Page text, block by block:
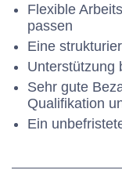
Flexible
passen
Eine
Unterstützung
Sehr gute
Qualifikation
Ein